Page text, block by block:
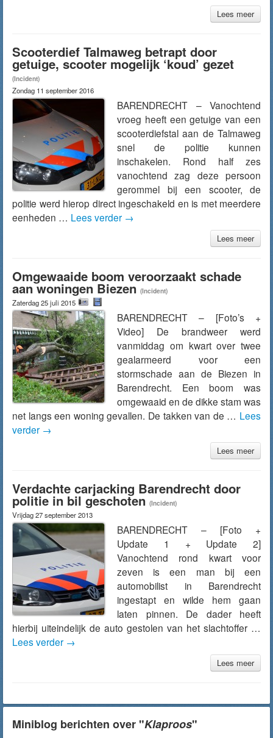
Lees meer
Scooterdief Talmaweg betrapt door
getuige, scooter mogelijk ‘koud’ gezet
(Incident)
Zondag 11 september 2016
BARENDRECHT – Vanochtend
vroeg heeft een getuige van een
scooterdiefstal aan de Talmaweg
snel de politie kunnen
inschakelen. Rond half zes
vanochtend zag deze persoon
gerommel bij een scooter, de
politie werd hierop direct ingeschakeld en is met meerdere
eenheden … Lees verder →
Lees meer
Omgewaaide boom veroorzaakt schade
aan woningen Biezen (Incident)
Zaterdag 25 juli 2015
BARENDRECHT – [Foto’s +
Video] De brandweer werd
vanmiddag om kwart over twee
gealarmeerd voor een
stormschade aan de Biezen in
Barendrecht. Een boom was
omgewaaid en de dikke stam was
net langs een woning gevallen. De takken van de … Lees
verder →
Lees meer
Verdachte carjacking Barendrecht door
politie in bil geschoten (Incident)
Vrijdag 27 september 2013
BARENDRECHT – [Foto +
Update 1 + Update 2]
Vanochtend rond kwart voor
zeven is een man bij een
automobilist in Barendrecht
ingestapt en wilde hem gaan
laten pinnen. De dader heeft
hierbij uiteindelijk de auto gestolen van het slachtoffer …
Lees verder →
Lees meer
Miniblog berichten over "Klaproos"